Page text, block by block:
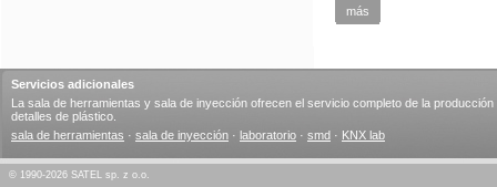
más
Servicios adicionales
La sala de herramientas y sala de inyección ofrecen el servicio completo de la producción
detalles de plástico.
sala de herramientas · sala de inyección · laboratorio · smd · KNX lab
© 1990-2026 SATEL sp. z o.o.